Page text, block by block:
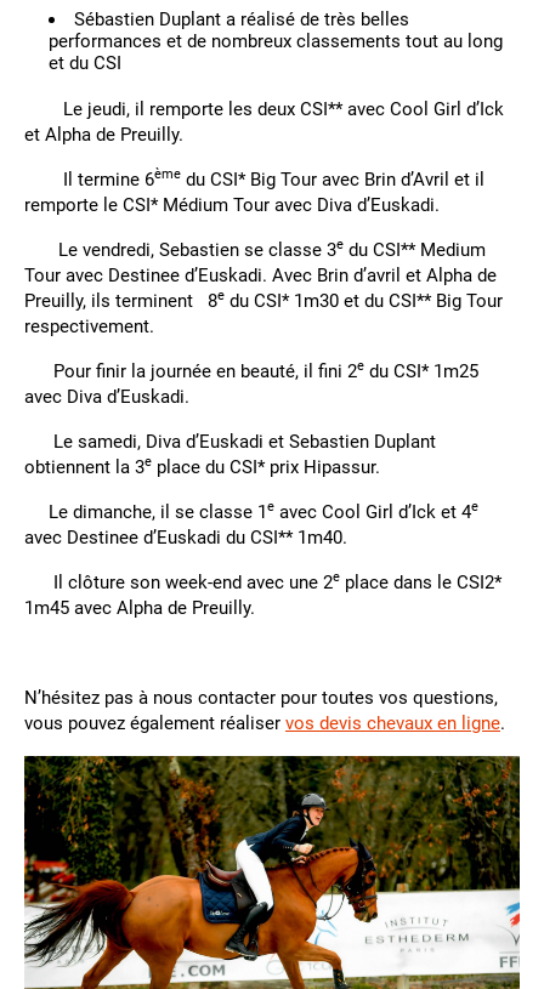
Sébastien Duplant a réalisé de très belles
performances et de nombreux classements tout au long
et du CSI
Le jeudi, il remporte les deux CSI** avec Cool Girl d’Ick
et Alpha de Preuilly.
Il termine 6ème du CSI* Big Tour avec Brin d’Avril et il
remporte le CSI* Médium Tour avec Diva d’Euskadi.
Le vendredi, Sebastien se classe 3e du CSI** Medium
Tour avec Destinee d’Euskadi. Avec Brin d’avril et Alpha de
Preuilly, ils terminent 8e du CSI* 1m30 et du CSI** Big Tour
respectivement.
Pour finir la journée en beauté, il fini 2e du CSI* 1m25
avec Diva d’Euskadi.
Le samedi, Diva d’Euskadi et Sebastien Duplant
obtiennent la 3e place du CSI* prix Hipassur.
Le dimanche, il se classe 1e avec Cool Girl d’Ick et 4e
avec Destinee d’Euskadi du CSI** 1m40.
Il clôture son week-end avec une 2e place dans le CSI2*
1m45 avec Alpha de Preuilly.
N’hésitez pas à nous contacter pour toutes vos questions,
vous pouvez également réaliser vos devis chevaux en ligne.